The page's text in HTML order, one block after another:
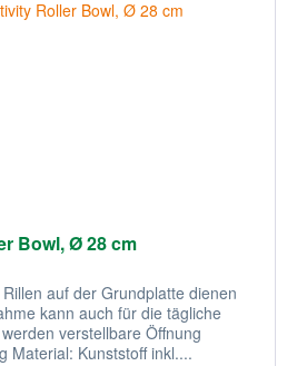
Bowl, Ø 28 cm
auf der Grundplatte dienen
kann auch für die tägliche
verstellbare Öffnung
Material: Kunststoff inkl....